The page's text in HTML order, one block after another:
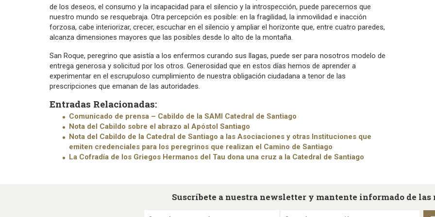
de los deseos, el consumo y la incapacidad para el silencio y la introspección, puede parecernos que
nuestro mundo se resquebraja. Otra percepción es posible: en la fragilidad, la inmovilidad e inacción
forzosa, cabe interiorizar, crecer, escuchar en el silencio y ampliar el horizonte que, entre cuatro paredes,
alcanza dimensiones mayores que las posibles desde lo alto de la montaña.
San Roque, peregrino que asistía a los enfermos curando sus llagas, puede ser para nosotros modelo de
entrega generosa y solicitud por los otros. Generosidad que en estos días hemos de aprender a
experimentar en el escrupuloso cumplimiento de nuestra obligación ciudadana a tenor de las
prescripciones que emanan de las autoridades.
Entradas Relacionadas:
Comunicado de prensa – Cabildo de la SAMI Catedral de Santiago
Nota del Cabildo sobre el abrazo al Apóstol Santiago
Nota del Cabildo de la Catedral de Santiago a las Asociaciones y otras Instituciones que
emiten credenciales para los peregrinos que realizan el Camino de Santiago
La Cofradía de los Griegos Hermanos del Tau dona una cruz a la Catedral de Santiago
Suscríbete a nuestra newsletter y mantente informado de las